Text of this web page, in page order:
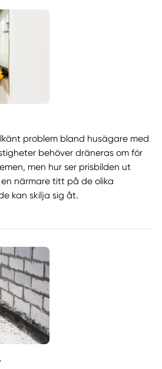
problem bland husägare med
behöver dräneras om för
men hur ser prisbilden ut
närmare titt på de olika
kan skilja sig åt.